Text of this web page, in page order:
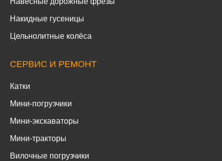
Накидные гусеницы
Цельнолитные колёса
СЕРВИС И РЕМОНТ
Катки
Мини-погрузчики
Мини-экскаваторы
Мини-тракторы
Вилочные погрузчики